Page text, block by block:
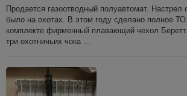
Продается газоотводный полуавтомат.
было на охотах. В этом году сделано полное
комплекте фирменный плавающий чехол
три охотничьих чока ...